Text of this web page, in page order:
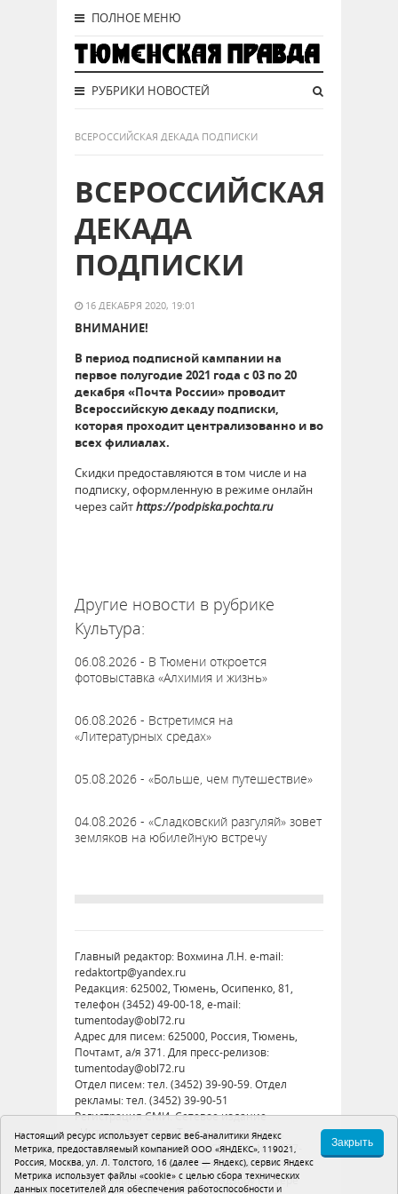
ПОЛНОЕ МЕНЮ
РУБРИКИ НОВОСТЕЙ
ВСЕРОССИЙСКАЯ ДЕКАДА ПОДПИСКИ
ВСЕРОССИЙСКАЯ
ДЕКАДА
ПОДПИСКИ
16 ДЕКАБРЯ 2020, 19:01
ВНИМАНИЕ!
В период подписной кампании на
первое полугодие 2021 года с 03 по 20
декабря «Почта России» проводит
Всероссийскую декаду подписки,
которая проходит централизованно и во
всех филиалах.
Скидки предоставляются в том числе и на
подписку, оформленную в режиме онлайн
через сайтhttps://podpiska.pochta.ru
Другие новости в рубрике
Культура:
06.08.2026 - В Тюмени откроется
фотовыставка «Алхимия и жизнь»
06.08.2026 - Встретимся на
«Литературных средах»
05.08.2026 - «Больше, чем путешествие»
04.08.2026 - «Сладковский разгуляй» зовет
земляков на юбилейную встречу
Главный редактор: Вохмина Л.Н. e-mail:
redaktortp@yandex.ru
Редакция: 625002, Тюмень, Осипенко, 81,
телефон (3452) 49-00-18, e-mail:
tumentoday@obl72.ru
Адрес для писем: 625000, Россия, Тюмень,
Почтамт, а/я 371. Для пресс-релизов:
tumentoday@obl72.ru
Отдел писем: тел. (3452) 39-90-59. Отдел
рекламы: тел. (3452) 39-90-51
Регистрация СМИ: Сетевое издание
«Интернет-газета «Тюменская правда»,
регистрационный номер СМИ Эл № ФС77-
86575 от 26 декабря 2023 г. выдано
Федеральной службой по надзору в сфере
Настоящий ресурс использует сервис веб-аналитики Яндекс
Метрика, предоставляемый компанией ООО «ЯНДЕКС», 119021,
Россия, Москва, ул. Л. Толстого, 16 (далее — Яндекс), сервис Яндекс
Метрика использует файлы «cookie» с целью сбора технических
данных посетителей для обеспечения работоспособности и
Закрыть